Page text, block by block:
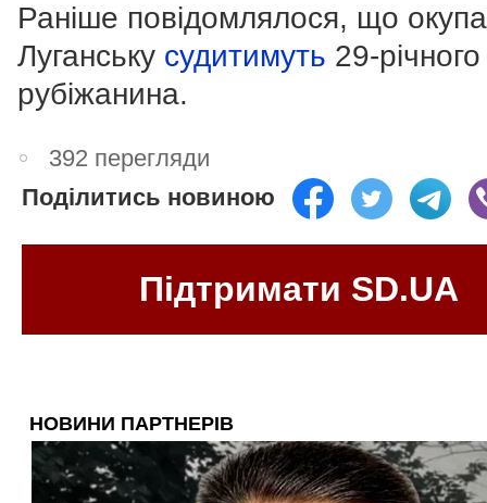
Раніше повідомлялося, що
Луганську судитимуть 29-річного
рубіжанина.
392 перегляди
Поділитись новиною
Підтримати SD.UA